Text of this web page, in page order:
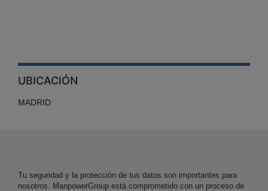
UBICACIÓN
MADRID
Tu seguridad y la protección de tus datos son importantes para
nosotros. ManpowerGroup está comprometido con un proceso de